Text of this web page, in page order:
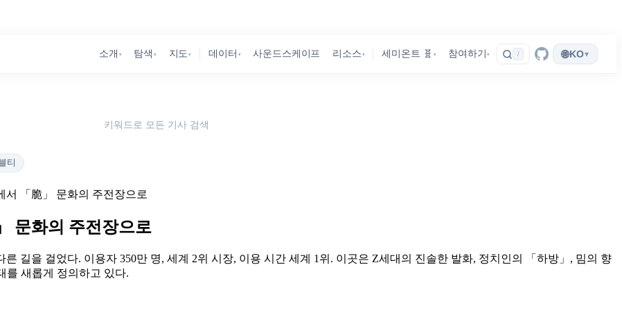
소개 ▾ 탐색 ▾ 지도 ▾ 데이터 ▾ 사운드스케이프 리소스 ▾ 세미온트 🧬 ▾ 참여하기 ▾ / 🌐KO▾
키워드로 모든 기사 검색
티
서 「脆」 문화의 주전장으로
문화의 주전장으로
길을 걸었다. 이용자 350만 명, 세계 2위 시장, 이용 시간 세계 1위. 이곳은 Z세대의 진솔한 발화, 정치인의 「하방」, 밈의 향
를 새롭게 정의하고 있다.